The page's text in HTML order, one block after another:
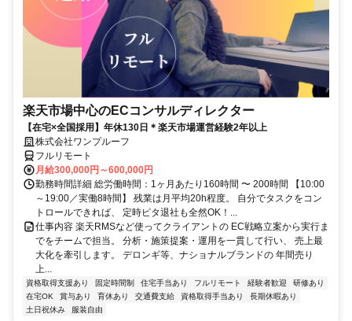
楽天市場中心のECコンサルディレクター
【在宅×全国採用】年休130日＊楽天市場運営経験2年以上
株式会社ワンプルーフ
フルリモート
月給300,000円～600,000円
勤務時間詳細 総労働時間：1ヶ月あたり160時間 〜 200時間 【10:00
～19:00／実働8時間】 残業は月平均20h程度。 自分でタスクをコン
トロールできれば、 定時ピタ退社も全然OK！...
仕事内容 楽天RMSなど使ってクライアントの EC戦略立案から実行ま
でをチームで担当。 分析・施策提案・運用を一貫して行い、 売上最
大化を牽引します。 デロンギ等、ナショナルブランドの 年間売り
上...
資格取得支援あり 固定時間制 住宅手当あり フルリモート 経験者歓迎
研修あり
在宅OK
賞与あり 育休あり 交通費支給 資格取得手当あり
長期休暇あり
土日祝休み
服装自由